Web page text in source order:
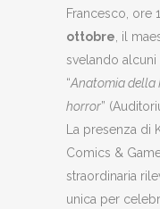
Francesco, ore
ottobre , il
svelando
“Anatomia della
horror”
La presenza di
Comics &
straordinaria
unica per